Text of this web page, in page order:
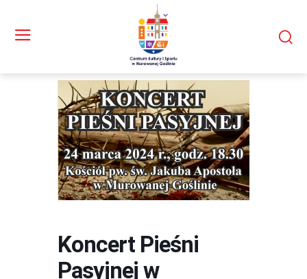
Koncert Pieśni
Pasyjnej w